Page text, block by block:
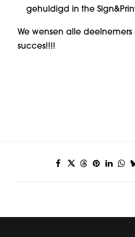
gehuldigd in the
We wensen alle deelnemers
succes!!!!